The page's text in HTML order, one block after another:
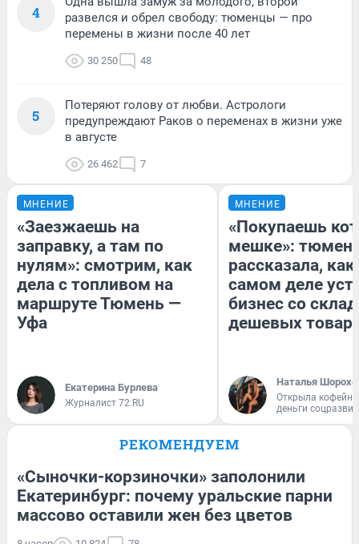
4
развелся и обрел свободу: тюменцы — про
перемены в жизни после 40 лет
30 250 48
5
Потеряют голову от любви. Астрологи
предупреждают Раков о переменах в жизни уже
в августе
26 462 7
МНЕНИЕ
«Заезжаешь на
заправку, а там по
нулям»: смотрим, как
дела с топливом на
маршруте Тюмень —
Уфа
Екатерина Бурлева
Журналист 72.RU
МНЕНИЕ
«Покупаешь
мешке»:
рассказала, как
самом деле
бизнес со
дешевых
Наталья
Открыла
деньги
РЕКОМЕНДУЕМ
«Сыночки-корзиночки» заполонили
Екатеринбург: почему уральские парни
массово оставили жен без цветов